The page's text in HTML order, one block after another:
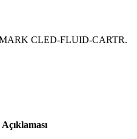
CLED-FLUID-CARTR.